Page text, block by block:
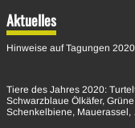
Aktuelles
Hinweise auf Tagungen
Tiere des Jahres 2020:
Schwarzblaue Ölkäfer,
Schenkelbiene, Mauerassel,